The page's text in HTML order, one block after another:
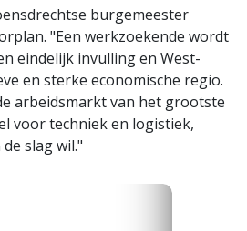
burgemeester
"Een werkzoekende wordt
eindelijk invulling en West-
en sterke economische regio.
arbeidsmarkt van het grootste
voor techniek en logistiek,
slag wil."